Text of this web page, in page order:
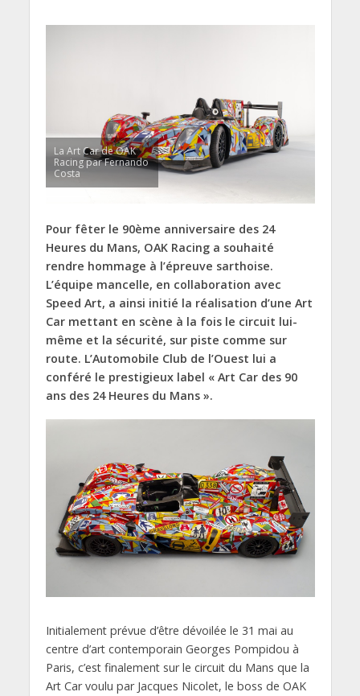
La Art Car de OAK
Racing par Fernando
Costa
Pour fêter le 90ème anniversaire des 24
Heures du Mans, OAK Racing a souhaité
rendre hommage à l’épreuve sarthoise.
L’équipe mancelle, en collaboration avec
Speed Art, a ainsi initié la réalisation d’une Art
Car mettant en scène à la fois le circuit lui-
même et la sécurité, sur piste comme sur
route. L’Automobile Club de l’Ouest lui a
conféré le prestigieux label « Art Car des 90
ans des 24 Heures du Mans ».
Initialement prévue d’être dévoilée le 31 mai au
centre d’art contemporain Georges Pompidou à
Paris, c’est finalement sur le circuit du Mans que la
Art Car voulu par Jacques Nicolet, le boss de OAK